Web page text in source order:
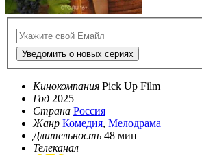
Уведомить о новых сериях
Кинокомпания Pick Up Film
Год 2025
Страна Россия
Жанр Комедия, Мелодрама
Длительность 48 мин
Телеканал